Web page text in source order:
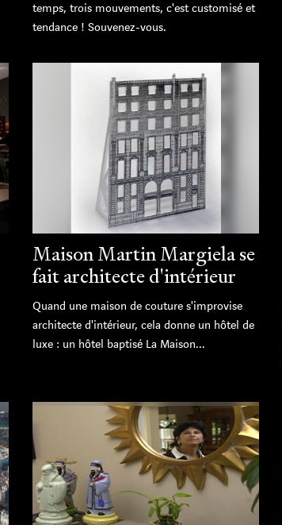
temps, trois mouvements, c'est customisé et
tendance ! Souvenez-vous.
Maison Martin Margiela se
fait architecte d'intérieur
Quand une maison de couture s'improvise
architecte d'intérieur, cela donne un hôtel de
luxe : un hôtel baptisé La Maison...